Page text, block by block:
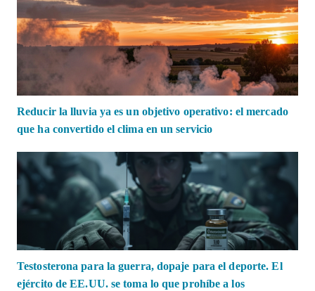
Reducir la lluvia ya es un objetivo operativo: el mercado
que ha convertido el clima en un servicio
Testosterona para la guerra, dopaje para el deporte. El
ejército de EE.UU. se toma lo que prohíbe a los